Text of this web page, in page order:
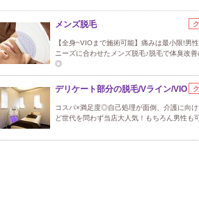
メンズ脱毛
【全身~VIOまで施術可能】痛みは最小限!男
ニーズに合わせたメンズ脱毛♪脱毛で体臭改
◎
デリケート部分の脱毛/Vライン/VIO
コスパ×満足度◎自己処理が面倒、介護に向
ど世代を問わず当店大人気！もちろん男性も